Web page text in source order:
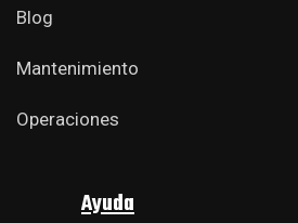
Blog
Mantenimiento
Operaciones
Ayuda